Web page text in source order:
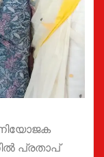
നിയോജക
പ്രതാപ്